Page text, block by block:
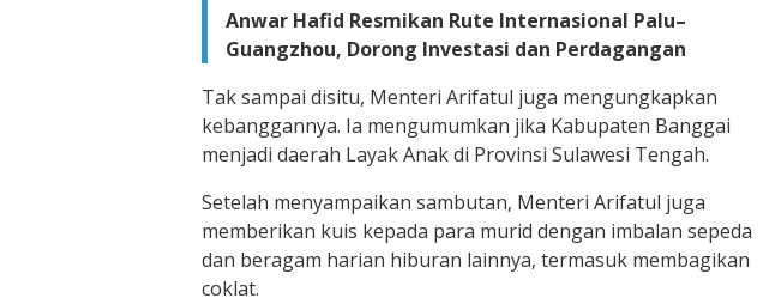
Anwar Hafid Resmikan Rute Internasional Palu–
Guangzhou, Dorong Investasi dan Perdagangan
Tak sampai disitu, Menteri Arifatul juga mengungkapkan
kebanggannya. Ia mengumumkan jika Kabupaten Banggai
menjadi daerah Layak Anak di Provinsi Sulawesi Tengah.
Setelah menyampaikan sambutan, Menteri Arifatul juga
memberikan kuis kepada para murid dengan imbalan sepeda
dan beragam harian hiburan lainnya, termasuk membagikan
coklat.